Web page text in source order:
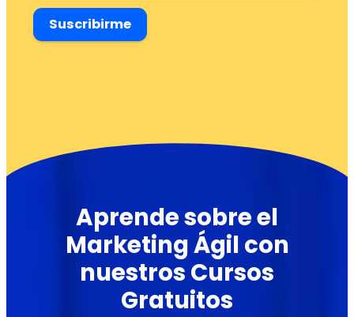
Suscribirme
Aprende sobre el
Marketing Ágil con
nuestros Cursos
Gratuitos